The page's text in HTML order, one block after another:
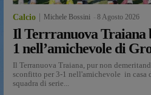
Calcio Michele Bossini 8 Agosto 2026
Il Terrranuova Traiana
1 nell’amichevole di
Il Terranuova Traiana, pur non
sconfitto per 3-1 nell'amichevole in casa
squadra di serie...